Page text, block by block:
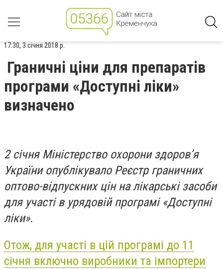
17:30, 3 січня 2018 р.
Граничні ціни для препаратів
програми «Доступні ліки»
визначено
2 січня Міністерство охорони здоров’я
України опублікувало Реєстр граничних
оптово-відпускних цін на лікарські засоби
для участі в урядовій програмі «Доступні
ліки».
Отож, для участі в цій програмі до 11
січня включно виробники та імпортери